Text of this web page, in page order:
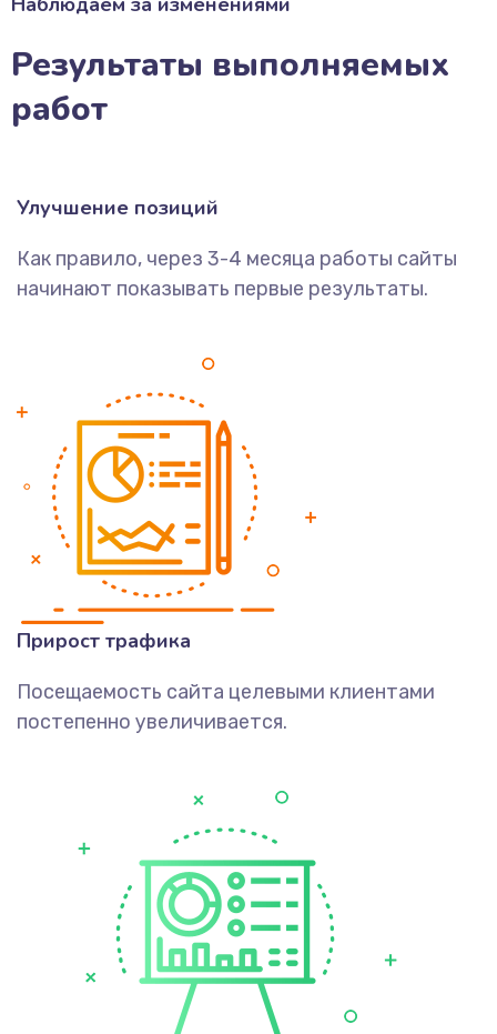
Результаты выполняемых
работ
Улучшение позиций
Как правило, через 3-4 месяца работы сайты
начинают показывать первые результаты.
Прирост трафика
Посещаемость сайта целевыми клиентами
постепенно увеличивается.